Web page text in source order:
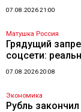
07.08.2026 21:00
Матушка Россия
Грядущий
соцсети:
07.08.2026 20:08
Экономика
Рубль